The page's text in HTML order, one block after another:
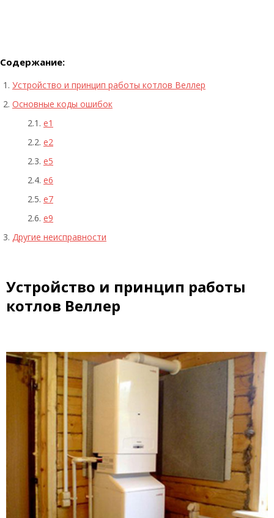
Содержание:
Устройство и принцип работы котлов Веллер
Основные коды ошибок
е1
е2
е5
е6
е7
е9
Другие неисправности
Устройство и принцип работы
котлов Веллер